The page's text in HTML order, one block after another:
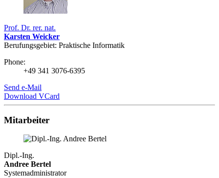
Prof. Dr. rer. nat.
Karsten Weicker
Berufungsgebiet: Praktische Informatik
Phone:
+49 341 3076-6395
Send e-Mail
Download VCard
Mitarbeiter
Dipl.-Ing.
Andree Bertel
Systemadministrator